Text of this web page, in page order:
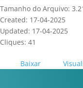
Tamanho do Arquivo:
Created: 17-04-2025
Updated: 17-04-2025
Cliques: 41
Baixar